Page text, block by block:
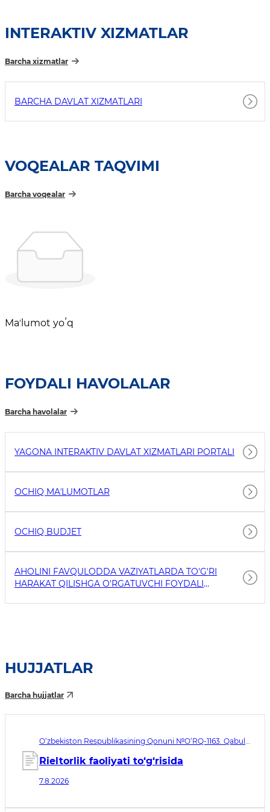
INTERAKTIV XIZMATLAR
Barcha xizmatlar
BARCHA DAVLAT XIZMATLARI
VOQEALAR TAQVIMI
Barcha voqealar
Maʼlumot yoʻq
FOYDALI HAVOLALAR
Barcha havolalar
YAGONA INTERAKTIV DAVLAT XIZMATLARI PORTALI
OCHIQ MAʼLUMOTLAR
OCHIQ BUDJET
AHOLINI FAVQULODDA VAZIYATLARDA TO'G'RI
HARAKAT QILISHGA O'RGATUVCHI FOYDALI
HUJJATLAR
Barcha hujjatlar
O‘zbekiston Respublikasining Qonuni №O‘RQ-1163. Qabul
Rieltorlik faoliyati to‘g‘risida
7.8.2026